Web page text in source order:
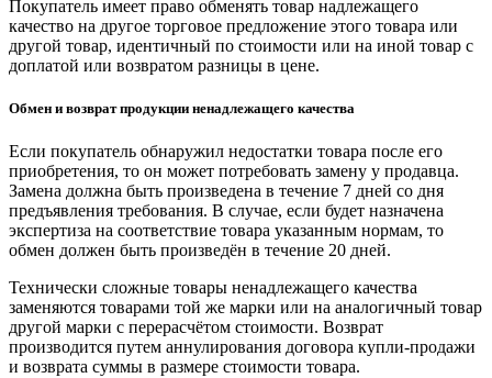
Покупатель имеет право обменять товар надлежащего
качество на другое торговое предложение этого товара или
другой товар, идентичный по стоимости или на иной товар с
доплатой или возвратом разницы в цене.
Обмен и возврат продукции ненадлежащего качества
Если покупатель обнаружил недостатки товара после его
приобретения, то он может потребовать замену у продавца.
Замена должна быть произведена в течение 7 дней со дня
предъявления требования. В случае, если будет назначена
экспертиза на соответствие товара указанным нормам, то
обмен должен быть произведён в течение 20 дней.
Технически сложные товары ненадлежащего качества
заменяются товарами той же марки или на аналогичный товар
другой марки с перерасчётом стоимости. Возврат
производится путем аннулирования договора купли-продажи
и возврата суммы в размере стоимости товара.